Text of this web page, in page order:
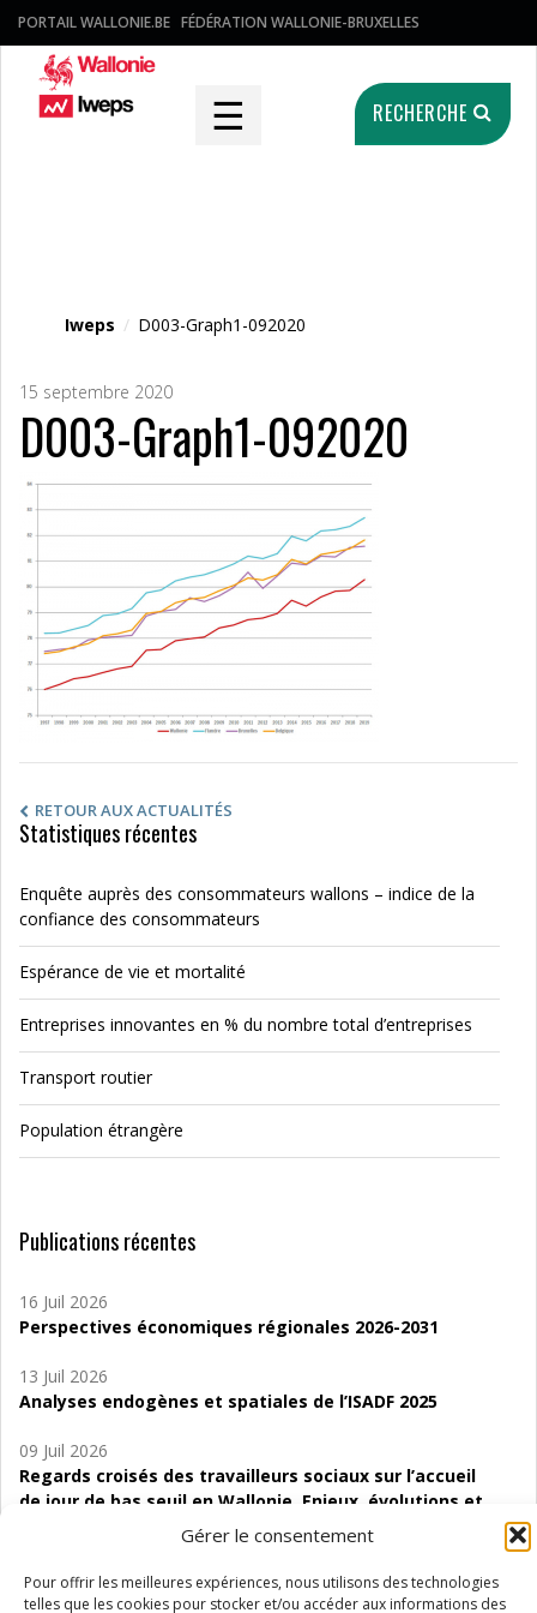
Gérer le consentement
Pour offrir les meilleures expériences, nous utilisons des technologies
telles que les cookies pour stocker et/ou accéder aux informations des
PORTAIL WALLONIE.BE FÉDÉRATION WALLONIE-BRUXELLES
☰ RECHERCHE
Iweps / D003-Graph1-092020
15 septembre 2020
D003-Graph1-092020
RETOUR AUX ACTUALITÉS
Statistiques récentes
Enquête auprès des consommateurs wallons – indice de la
confiance des consommateurs
Espérance de vie et mortalité
Entreprises innovantes en % du nombre total d’entreprises
Transport routier
Population étrangère
Publications récentes
16 Juil 2026
Perspectives économiques régionales 2026-2031
13 Juil 2026
Analyses endogènes et spatiales de l’ISADF 2025
09 Juil 2026
Regards croisés des travailleurs sociaux sur l’accueil
de jour de bas seuil en Wallonie. Enjeux, évolutions et
06 Juil 2026
Étude d’évaluabilité des Structures